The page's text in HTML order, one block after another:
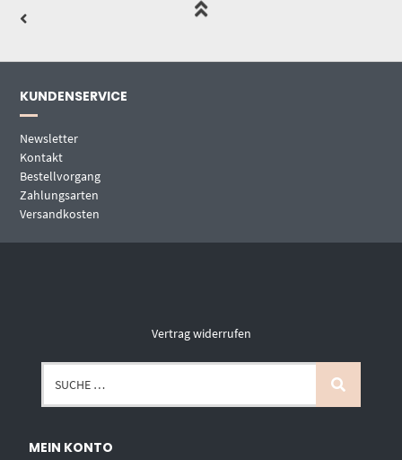
KUNDENSERVICE
Newsletter
Kontakt
Bestellvorgang
Zahlungsarten
Versandkosten
Vertrag widerrufen
MEIN KONTO